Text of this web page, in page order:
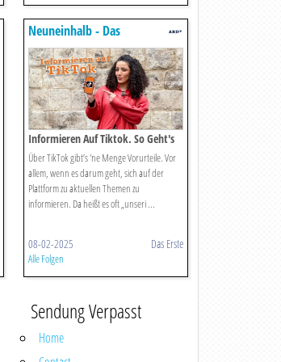
Neuneinhalb - Das
Reportermagazin Für Kinder
Informieren Auf Tiktok. So Geht's
Über TikTok gibt’s 'ne Menge Vorurteile. Vor
allem, wenn es darum geht, sich auf der
Plattform zu aktuellen Themen zu
informieren. Da heißt es oft „unseri ...
08-02-2025 Das Erste
Alle Folgen
Sendung Verpasst
Home